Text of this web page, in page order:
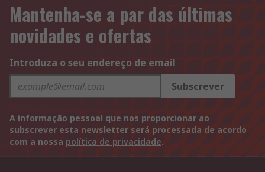
Mantenha-se a par das últimas
novidades e ofertas
Introduza o seu endereço de email
Subscrever
A informação pessoal que nos proporcionar ao
subscrever esta newsletter será processada de acordo
com a nossa política de privacidade.